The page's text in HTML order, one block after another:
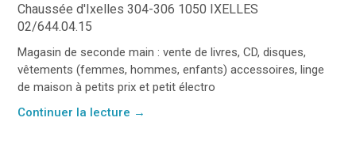
Chaussée d'Ixelles 304-306 1050 IXELLES
02/644.04.15
Magasin de seconde main : vente de livres, CD, disques,
vêtements (femmes, hommes, enfants) accessoires, linge
de maison à petits prix et petit électro
Continuer la lecture →